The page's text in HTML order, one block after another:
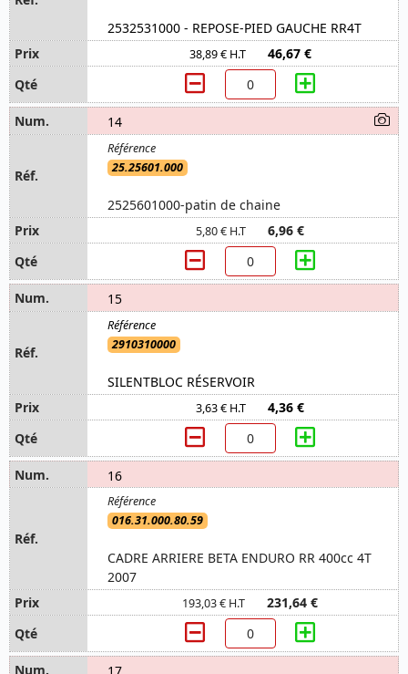
2532531000 - REPOSE-PIED GAUCHE RR4T
38,89 € H.T 46,67 €
14
25.25601.000
2525601000-patin de chaine
5,80 € H.T 6,96 €
15
2910310000
SILENTBLOC RÉSERVOIR
3,63 € H.T 4,36 €
16
016.31.000.80.59
CADRE ARRIERE BETA ENDURO RR 400cc 4T
2007
193,03 € H.T 231,64 €